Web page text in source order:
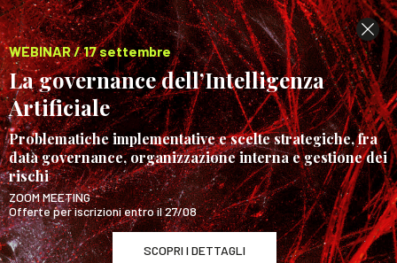
WEBINAR / 17 settembre
La governance dell’Intelligenza
Artificiale
Problematiche implementative e scelte strategiche, fra
data governance, organizzazione interna e gestione dei
rischi
ZOOM MEETING
Offerte per iscrizioni entro il 27/08
SCOPRI I DETTAGLI